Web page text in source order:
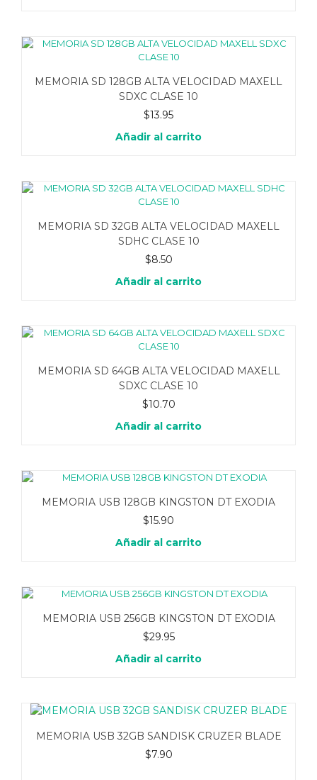
MEMORIA SD 128GB ALTA VELOCIDAD MAXELL
SDXC CLASE 10
$13.95
Añadir al carrito
MEMORIA SD 32GB ALTA VELOCIDAD MAXELL
SDHC CLASE 10
$8.50
Añadir al carrito
MEMORIA SD 64GB ALTA VELOCIDAD MAXELL
SDXC CLASE 10
$10.70
Añadir al carrito
MEMORIA USB 128GB KINGSTON DT EXODIA
$15.90
Añadir al carrito
MEMORIA USB 256GB KINGSTON DT EXODIA
$29.95
Añadir al carrito
MEMORIA USB 32GB SANDISK CRUZER BLADE
$7.90